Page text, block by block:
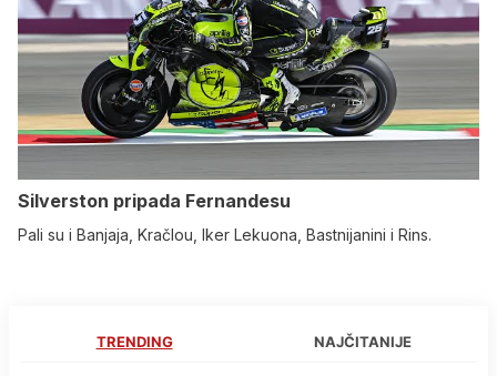
Silverston pripada Fernandesu
Pali su i Banjaja, Kračlou, Iker Lekuona, Bastnijanini i Rins.
TRENDING NAJČITANIJE